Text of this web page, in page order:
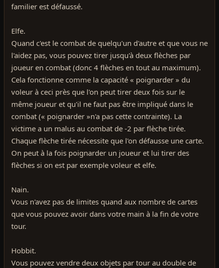
familier est défaussé.
Elfe.
Quand c'est le combat de quelqu'un d'autre et que vous ne
l'aidez pas, vous pouvez tirer jusqu'à deux flèches par
joueur en combat (donc 4 flèches en tout au maximum).
Cela fonctionne comme la capacité « poignarder » du
voleur à ceci près que l'on peut tirer deux fois sur le
même joueur et qu'il ne faut pas être impliqué dans le
combat (« poignarder »n'a pas cette contrainte). La
victime a un malus au combat de -2 par flèche tirée.
Chaque flèche tirée nécessite que l'on défausse une carte.
On peut à la fois poignarder un joueur et lui tirer des
flèches si on est par exemple voleur et elfe.
Nain.
Vous n'avez pas de limites quand aux nombre de cartes
que vous pouvez avoir dans votre main à la fin de votre
tour.
Hobbit.
Vous pouvez vendre deux objets par tour au double de